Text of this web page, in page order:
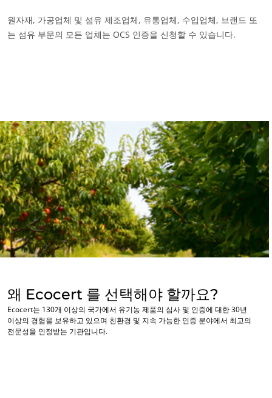
사업 부문
농식품
화장품
섬유
임업
홈케어-제품
Inputs
원자재, 가공업체 및 섬유 제조업체, 유통업체, 수입업체, 브랜드 또
는 섬유 부문의 모든 업체는 OCS 인증을 신청할 수 있습니다.
왜 Ecocert 를 선택해야 할까요?
Ecocert는 130개 이상의 국가에서 유기농 제품의 심사 및 인증에 대한 30년
이상의 경험을 보유하고 있으며 친환경 및 지속 가능한 인증 분야에서 최고의
전문성을 인정받는 기관입니다.